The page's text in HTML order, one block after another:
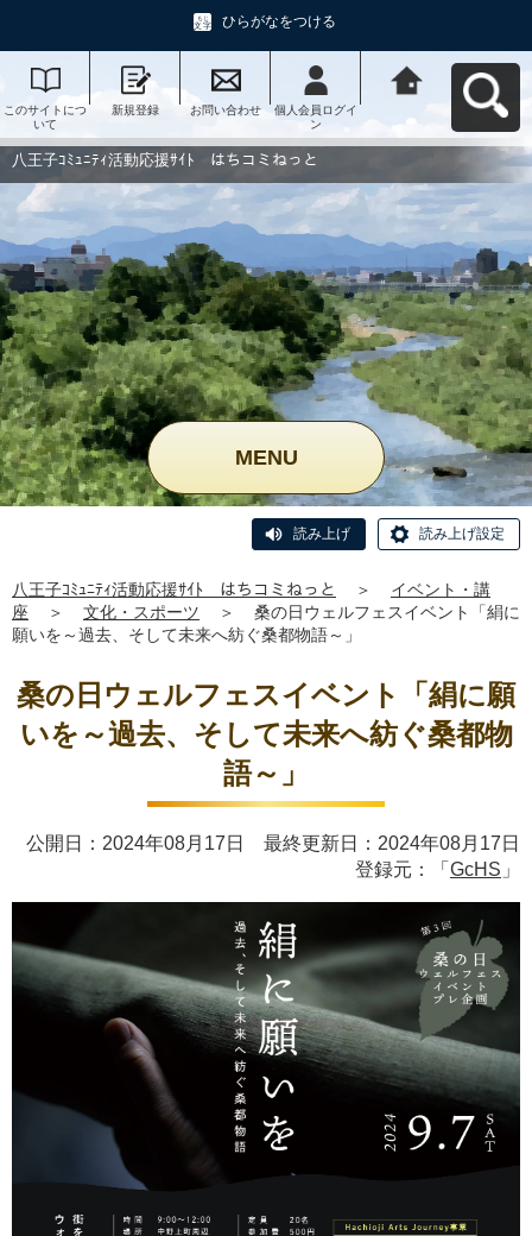
ひらがなをつける
このサイトにつ
いて
新規登録 お問い合わせ
個人会員ログイ
ン
動応援ｻｲﾄ はち
コミねっとへ戻
八王子ｺﾐｭﾆﾃｨ活動応援ｻｲﾄ はちコミねっと
MENU
読み上げ 読み上げ設定
八王子ｺﾐｭﾆﾃｨ活動応援ｻｲﾄ はちコミねっと ＞
イベント・講
座
＞ 文化・スポーツ ＞
桑の日ウェルフェスイベント「絹に
願いを～過去、そして未来へ紡ぐ桑都物語～」
桑の日ウェルフェスイベント「絹に願
いを～過去、そして未来へ紡ぐ桑都物
語～」
公開日：2024年08月17日 最終更新日：2024年08月17日
登録元：「 GcHS 」